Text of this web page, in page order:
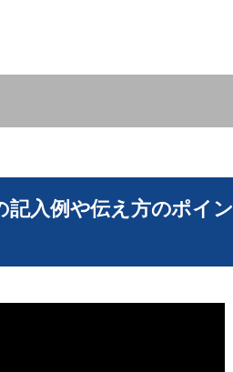
記入例や伝え方のポイン